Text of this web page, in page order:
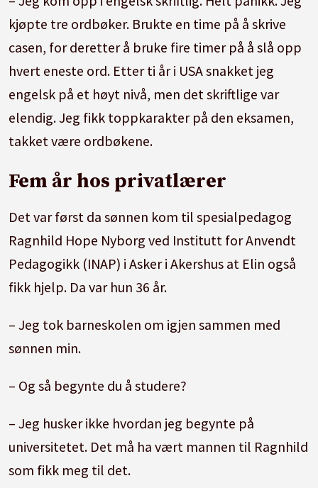
kjøpte tre ordbøker. Brukte en time på å skrive
casen, for deretter å bruke fire timer på å slå opp
hvert eneste ord. Etter ti år i USA snakket jeg
engelsk på et høyt nivå, men det skriftlige var
elendig. Jeg fikk toppkarakter på den eksamen,
takket være ordbøkene.
Fem år hos privatlærer
Det var først da sønnen kom til spesialpedagog
Ragnhild Hope Nyborg ved Institutt for Anvendt
Pedagogikk (INAP) i Asker i Akershus at Elin også
fikk hjelp. Da var hun 36 år.
– Jeg tok barneskolen om igjen sammen med
sønnen min.
– Og så begynte du å studere?
– Jeg husker ikke hvordan jeg begynte på
universitetet. Det må ha vært mannen til Ragnhild
som fikk meg til det.